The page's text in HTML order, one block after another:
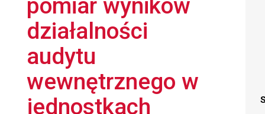
pomiar wyników
działalności
audytu
wewnętrznego w
jednostkach